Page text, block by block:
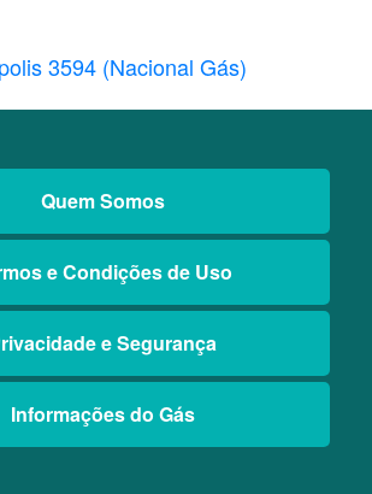
3594 (Nacional Gás)
Quem Somos
e Condições de Uso
e Segurança
Informações do Gás